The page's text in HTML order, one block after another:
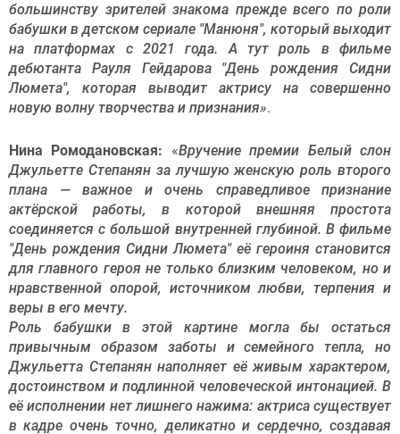
большинству зрителей знакома прежде всего по роли
бабушки в детском сериале "Манюня", который выходит
на платформах с 2021 года. А тут роль в фильме
дебютанта Рауля Гейдарова "День рождения Сидни
Люмета", которая выводит актрису на совершенно
новую волну творчества и признания».
Нина Ромодановская: «Вручение премии Белый слон
Джульетте Степанян за лучшую женскую роль второго
плана — важное и очень справедливое признание
актёрской работы, в которой внешняя простота
соединяется с большой внутренней глубиной. В фильме
"День рождения Сидни Люмета" её героиня становится
для главного героя не только близким человеком, но и
нравственной опорой, источником любви, терпения и
веры в его мечту.
Роль бабушки в этой картине могла бы остаться
привычным образом заботы и семейного тепла, но
Джульетта Степанян наполняет её живым характером,
достоинством и подлинной человеческой интонацией. В
её исполнении нет лишнего нажима: актриса существует
в кадре очень точно, деликатно и сердечно, создавая